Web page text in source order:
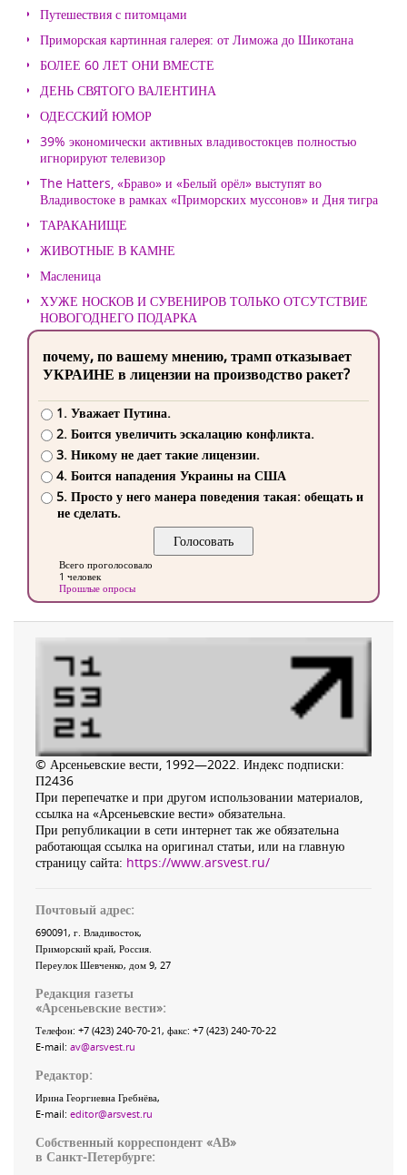
Путешествия с питомцами
Приморская картинная галерея: от Лиможа до Шикотана
БОЛЕЕ 60 ЛЕТ ОНИ ВМЕСТЕ
ДЕНЬ СВЯТОГО ВАЛЕНТИНА
ОДЕССКИЙ ЮМОР
39% экономически активных владивостокцев полностью
игнорируют телевизор
The Hatters, «Браво» и «Белый орёл» выступят во
Владивостоке в рамках «Приморских муссонов» и Дня тигра
ТАРАКАНИЩЕ
ЖИВОТНЫЕ В КАМНЕ
Масленица
ХУЖЕ НОСКОВ И СУВЕНИРОВ ТОЛЬКО ОТСУТСТВИЕ
НОВОГОДНЕГО ПОДАРКА
почему, по вашему мнению, трамп отказывает
УКРАИНЕ в лицензии на производство ракет?
1. Уважает Путина.
2. Боится увеличить эскалацию конфликта.
3. Никому не дает такие лицензии.
4. Боится нападения Украины на США
5. Просто у него манера поведения такая: обещать и
не сделать.
Всего проголосовало
1 человек
Прошлые опросы
© Арсеньевские вести, 1992—2022. Индекс подписки:
П2436
При перепечатке и при другом использовании материалов,
ссылка на «Арсеньевские вести» обязательна.
При републикации в сети интернет так же обязательна
работающая ссылка на оригинал статьи, или на главную
страницу сайта: https://www.arsvest.ru/
Почтовый адрес:
690091, г. Владивосток,
Приморский край, Россия
Переулок Шевченко, дом 9, 27
Редакция газеты
«Арсеньевские вести»:
Телефон: +7 (423) 240-70-21, факс: +7 (423) 240-70-22
E-mail: av@arsvest.ru
Редактор:
Ирина Георгиевна Гребнёва,
E-mail: editor@arsvest.ru
Собственный корреспондент «АВ»
в Санкт-Петербурге: